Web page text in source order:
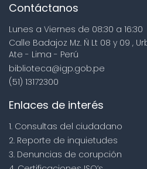
Contáctanos
Lunes a Viernes de 08:30 a 16:30
Calle Badajoz Mz. Ñ Lt 08 y 09 ,
Ate - Lima - Perú
biblioteca@igp.gob.pe
(51) 13172300
Enlaces de interés
1. Consultas del ciudadano
2. Reporte de inquietudes
3. Denuncias de corupción